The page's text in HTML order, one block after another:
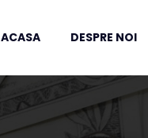
ACASA DESPRE NOI